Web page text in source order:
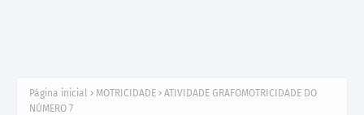
Página inicial MOTRICIDADE
ATIVIDADE GRAFOMOTRICIDADE DO
NÚMERO 7